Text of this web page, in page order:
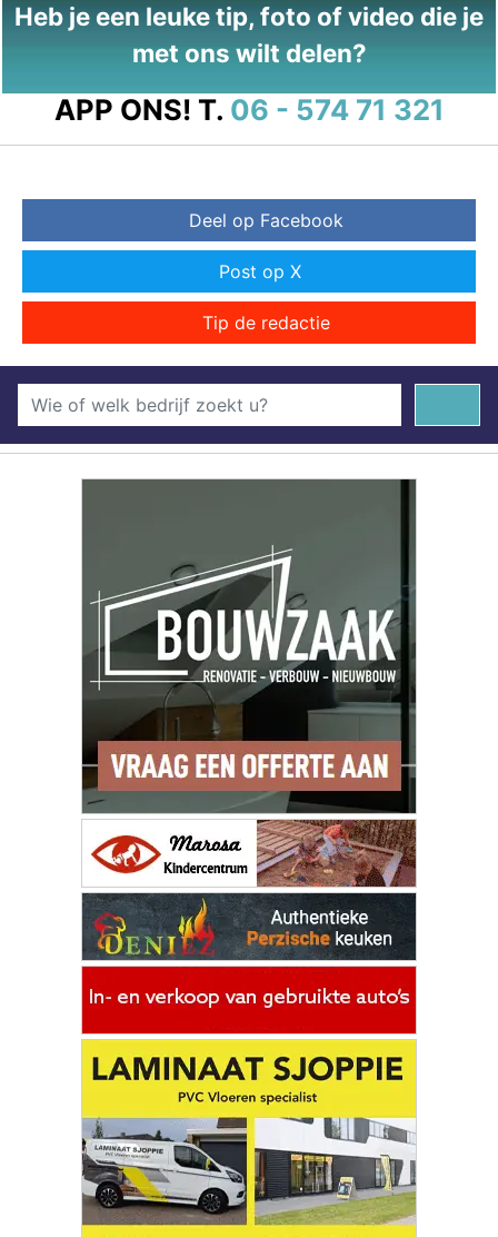
Heb je een leuke tip, foto of video die je
met ons wilt delen?
APP ONS! T. 06 - 574 71 321
Deel op Facebook
Post op X
Tip de redactie